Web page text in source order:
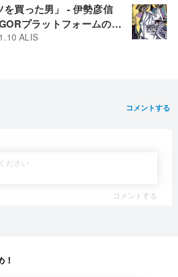
を買った男」 - 伊勢彦信
プラットフォームの新
ALIS
コメントする
コメントする
！